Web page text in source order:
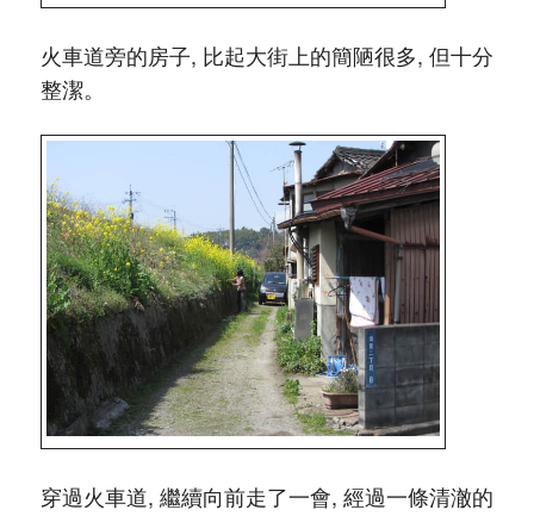
火車道旁的房子, 比起大街上的簡陋很多, 但十分
整潔。
穿過火車道, 繼續向前走了一會, 經過一條清澈的